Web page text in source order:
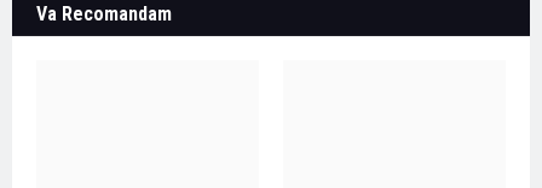
Va Recomandam